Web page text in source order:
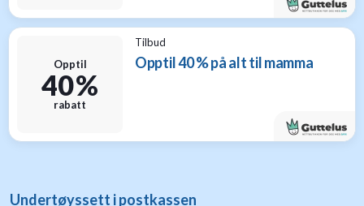
Opptil
40 %
rabatt
Tilbud
Opptil 40 % på alt til mamma
Undertøyssett i postkassen